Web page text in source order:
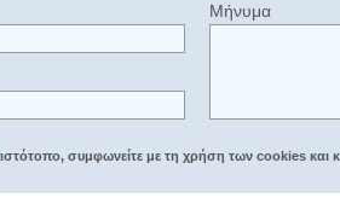
Μήνυμα
συμφωνείτε με τη χρήση των cookies και